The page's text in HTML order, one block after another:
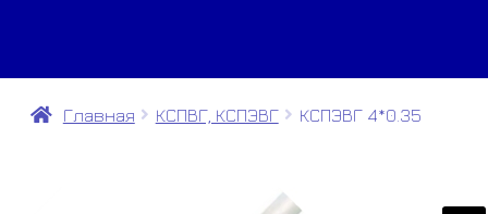
КАТАЛОГ
Главная КСПВГ, КСПЭВГ КСПЭВГ 4*0.35